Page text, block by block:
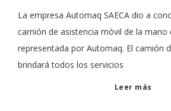
La empresa Automaq SAECA dio a
camión de asistencia móvil de la mano
representada por Automaq. El camión
brindará todos los servicios
Leer más